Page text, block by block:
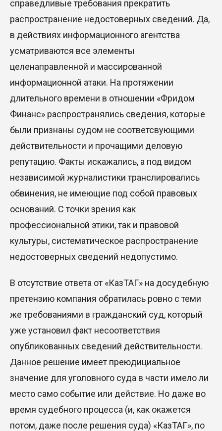
справедливые требования прекратить
распространение недостоверных сведений. Да,
в действиях информационного агентства
усматриваются все элементы
целенаправленной и массированной
информационной атаки. На протяжении
длительного времени в отношении «Фридом
Финанс» распространялись сведения, которые
были признаны судом не соответсвующими
действительности и прочащими деловую
репутацию. Факты искажались, а под видом
независимой журналистики транслировались
обвинения, не имеющие под собой правовых
оснований. С точки зрения как
профессиональной этики, так и правовой
культуры, систематическое распространение
недостоверных сведений недопустимо.
В отсутствие ответа от «КазТАГ» на досудебную
претензию компания обратилась ровно с теми
же требованиями в гражданский суд, который
уже установил факт несоответствия
опубликованных сведений действительности.
Данное решение имеет преюдициальное
значение для уголовного суда в части имело ли
место само событие или действие. Но даже во
время судебного процесса (и, как окажется
потом, даже после решения суда) «КазТАГ», по